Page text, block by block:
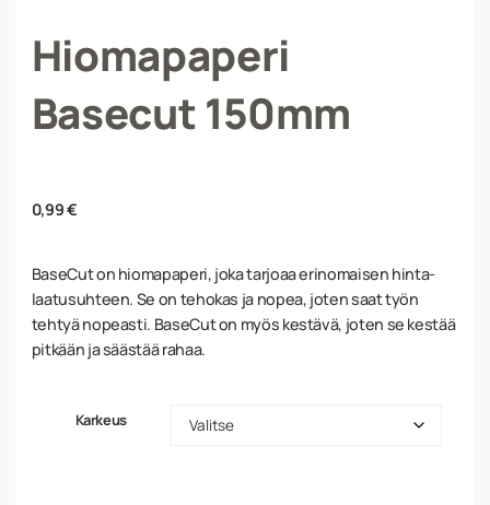
Hiomapaperi
Basecut 150mm
0,99€
BaseCut on hiomapaperi, joka tarjoaa erinomaisen hinta-
laatusuhteen. Se on tehokas ja nopea, joten saat työn
tehtyä nopeasti. BaseCut on myös kestävä, joten se kestää
pitkään ja säästää rahaa.
Karkeus